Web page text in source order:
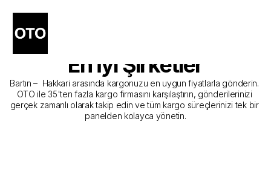
Bartın - Hakkari Kargo
Gönderim Hizmeti Sunan
En İyi Şirketler
Bartın –  Hakkari arasında kargonuzu en uygun fiyatlarla gönderin.
OTO ile 35'ten fazla kargo firmasını karşılaştırın, gönderilerinizi
gerçek zamanlı olarak takip edin ve tüm kargo süreçlerinizi tek bir
panelden kolayca yönetin.